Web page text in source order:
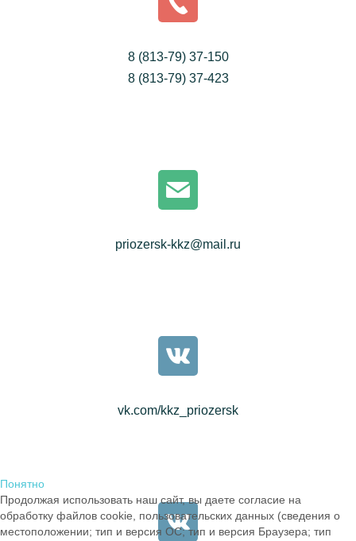
8 (813-79) 37-150
8 (813-79) 37-423
priozersk-kkz@mail.ru
vk.com/kkz_priozersk
Понятно
Продолжая использовать наш сайт, вы даете согласие на
обработку файлов cookie, пользовательских данных (сведения о
местоположении; тип и версия ОС; тип и версия Браузера; тип